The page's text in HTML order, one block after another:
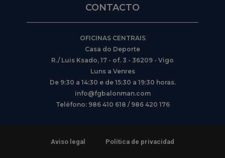
CONTACTO
OFICINAS CENTRAIS
Casa do Deporte
R./ Luis Ksado, 17 - of. 3 - 36209 - Vigo
Luns a Venres
De 9:30 a 14:30 e de 15:30 a 19:30 horas.
info@fgbalonman.com
Teléfono: 986 410 618 / 986 420 176
Aviso legal Política de privacidad